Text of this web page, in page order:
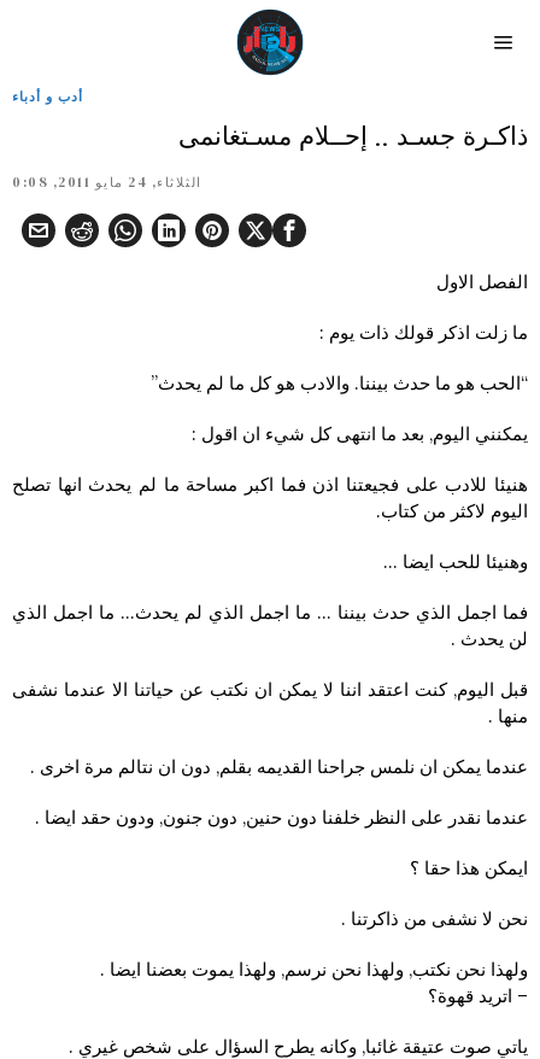
أدب و أدباء
ذاكـرة جسـد .. إحــلام مسـتغانمى
الثلاثاء, 24 مايو 2011, 0:08
الفصل الاول
ما زلت اذكر قولك ذات يوم :
“الحب هو ما حدث بيننا. والادب هو كل ما لم يحدث”
يمكنني اليوم, بعد ما انتهى كل شيء ان اقول :
هنيئا للادب على فجيعتنا اذن فما اكبر مساحة ما لم يحدث انها تصلح
اليوم لاكثر من كتاب.
وهنيئا للحب ايضا …
فما اجمل الذي حدث بيننا … ما اجمل الذي لم يحدث… ما اجمل الذي
لن يحدث .
قبل اليوم, كنت اعتقد اننا لا يمكن ان نكتب عن حياتنا الا عندما نشفى
منها .
عندما يمكن ان نلمس جراحنا القديمه بقلم, دون ان نتالم مرة اخرى .
عندما نقدر على النظر خلفنا دون حنين, دون جنون, ودون حقد ايضا .
ايمكن هذا حقا ؟
نحن لا نشفى من ذاكرتنا .
ولهذا نحن نكتب, ولهذا نحن نرسم, ولهذا يموت بعضنا ايضا .
– اتريد قهوة؟
ياتي صوت عتيقة غائبا, وكانه يطرح السؤال على شخص غيري .